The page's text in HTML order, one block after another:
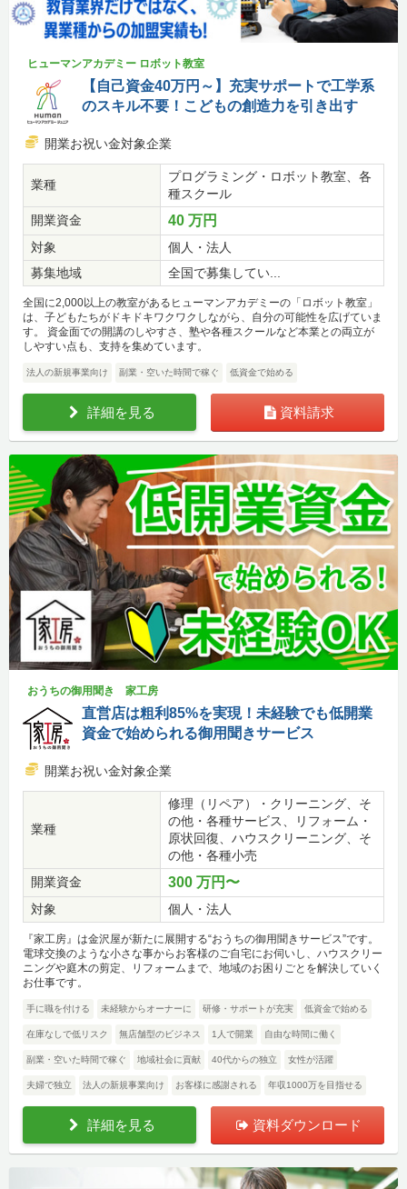
ヒューマンアカデミー ロボット教室
【自己資金40万円～】充実サポートで工学系
のスキル不要！こどもの創造力を引き出す
開業お祝い金対象企業
業種
プログラミング・ロボット教室、各
種スクール
開業資金
40 万円
対象
個人・法人
募集地域
全国で募集してい...
全国に2,000以上の教室があるヒューマンアカデミーの「ロボット教室」
は、子どもたちがドキドキワクワクしながら、自分の可能性を広げていま
す。 資金面での開講のしやすさ、塾や各種スクールなど本業との両立が
しやすい点も、支持を集めています。
法人の新規事業向け 副業・空いた時間で稼ぐ 低資金で始める
詳細を見る 資料請求
おうちの御用聞き 家工房
直営店は粗利85%を実現！未経験でも低開業
資金で始められる御用聞きサービス
開業お祝い金対象企業
業種
修理（リペア）・クリーニング、そ
の他・各種サービス、リフォーム・
原状回復、ハウスクリーニング、そ
の他・各種小売
開業資金
300 万円〜
対象 個人・法人
『家工房』は金沢屋が新たに展開する“おうちの御用聞きサービス”です。
電球交換のような小さな事からお客様のご自宅にお伺いし、ハウスクリー
ニングや庭木の剪定、リフォームまで、地域のお困りごとを解決していく
お仕事です。
手に職を付ける 未経験からオーナーに 研修・サポートが充実 低資金で始める
在庫なしで低リスク 無店舗型のビジネス 1人で開業 自由な時間に働く
副業・空いた時間で稼ぐ 地域社会に貢献 40代からの独立 女性が活躍
夫婦で独立 法人の新規事業向け お客様に感謝される 年収1000万を目指せる
詳細を見る 資料ダウンロード